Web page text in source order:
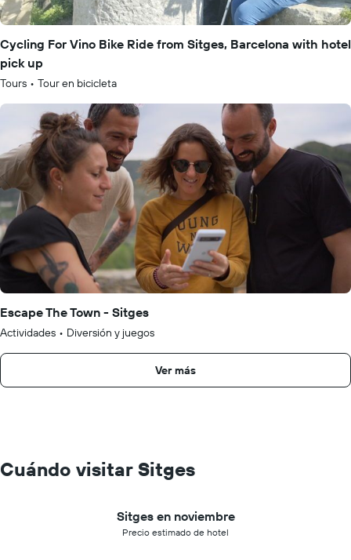
Cycling For Vino Bike Ride from Sitges, Barcelona with hotel
pick up
Tours • Tour en bicicleta
Escape The Town - Sitges
Actividades • Diversión y juegos
Ver más
Cuándo visitar Sitges
Sitges en noviembre
Precio estimado de hotel